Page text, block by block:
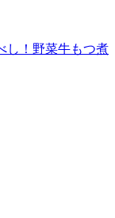
し！野菜牛もつ煮